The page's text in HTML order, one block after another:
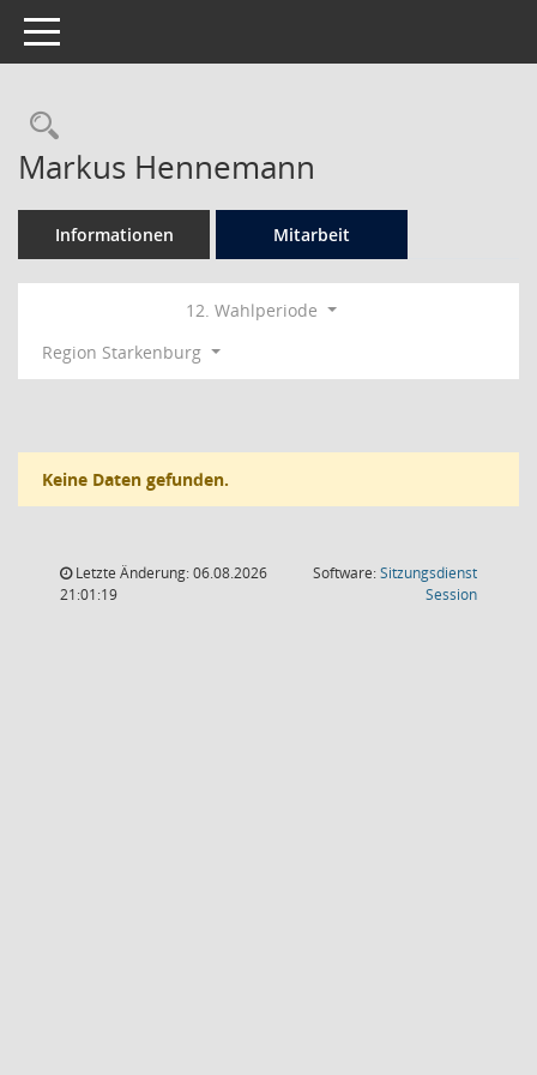
Toggle navigation
Rechercheauswahl
Markus Hennemann
Informationen Mitarbeit
12. Wahlperiode
Region Starkenburg
Keine Daten gefunden.
Letzte Änderung: 06.08.2026
21:01:19
Software:Sitzungsdienst
Session(Wird in